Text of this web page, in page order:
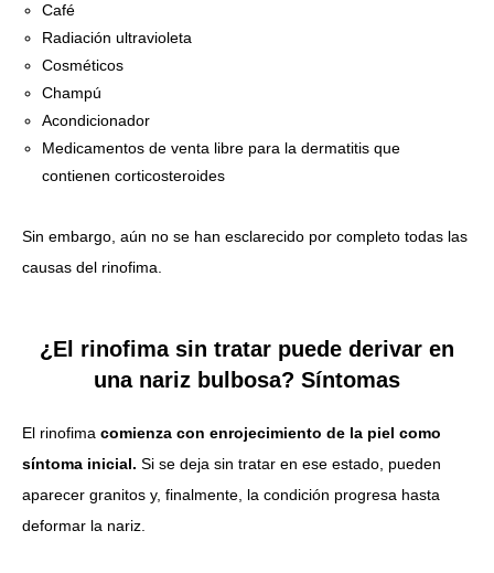
Café
Radiación ultravioleta
Cosméticos
Champú
Acondicionador
Medicamentos de venta libre para la dermatitis que
contienen corticosteroides
Sin embargo, aún no se han esclarecido por completo todas las
causas del rinofima.
¿El rinofima sin tratar puede derivar en
una nariz bulbosa? Síntomas
El rinofima comienza con enrojecimiento de la piel como
síntoma inicial. Si se deja sin tratar en ese estado, pueden
aparecer granitos y, finalmente, la condición progresa hasta
deformar la nariz.